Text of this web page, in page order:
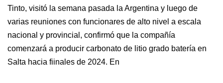
Tinto, visitó la semana pasada la Argentina y luego de
varias reuniones con funcionares de alto nivel a escala
nacional y provincial, confirmó que la compañía
comenzará a producir carbonato de litio grado batería en
Salta hacia fiinales de 2024. En